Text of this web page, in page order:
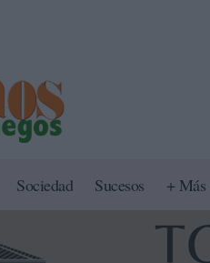
Sociedad Sucesos + Más